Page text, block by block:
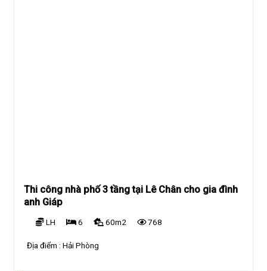
Thi công nhà phố 3 tầng tại Lê Chân cho gia đình
anh Giáp
LH 6 60m2 768
Địa điểm :Hải Phòng